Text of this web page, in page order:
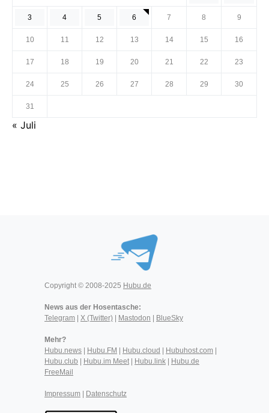
3 4 5 6 7 8 9
10 11 12 13 14 15 16
17 18 19 20 21 22 23
24 25 26 27 28 29 30
31
« Juli
Copyright © 2008-2025 Hubu.de
News aus der Hosentasche:
Telegram
X (Twitter) Mastodon BlueSky
Mehr?
Hubu.news
Hubu.FM Hubu.cloud Hubuhost.com
Hubu.club
Hubu.im Meet| Hubu.link
Hubu.de
FreeMail
Impressum Datenschutz